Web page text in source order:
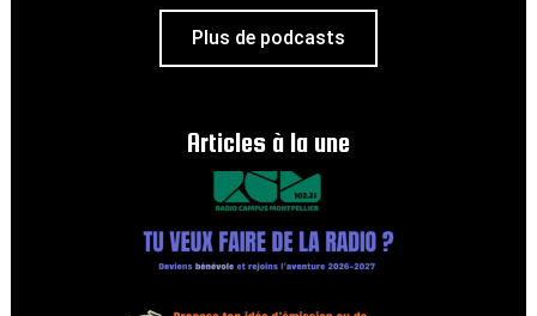
Plus de podcasts
Articles à la une